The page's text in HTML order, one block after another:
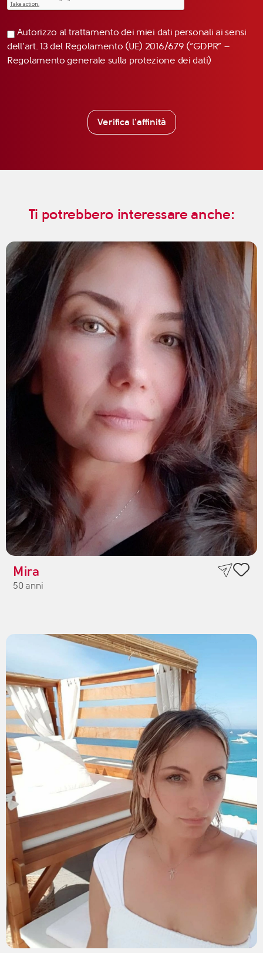
Autorizzo al trattamento dei miei dati personali ai sensi
dell’art. 13 del Regolamento (UE) 2016/679 (“GDPR” –
Regolamento generale sulla protezione dei dati)
Verifica l'affinità
Ti potrebbero interessare anche:
Mira
50 anni